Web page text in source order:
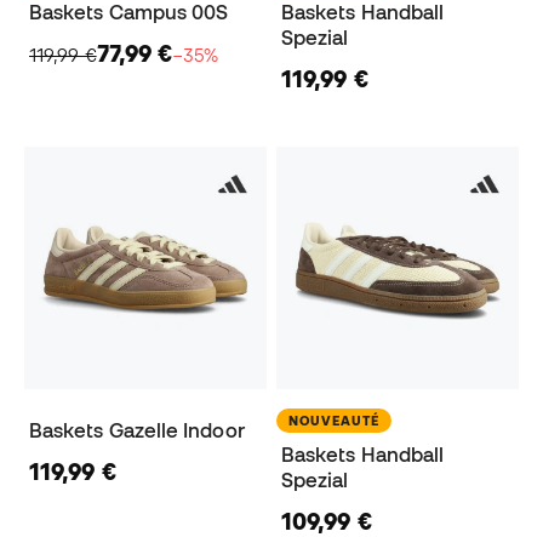
Baskets Campus 00S
119,99 €77,99 €−35%
Baskets Handball
Spezial
119,99 €
Baskets Gazelle Indoor
119,99 €
NOUVEAUTÉ
Baskets Handball
Spezial
109,99 €